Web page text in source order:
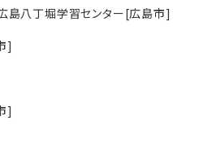
島八丁堀学習センター[広島市]
]
]